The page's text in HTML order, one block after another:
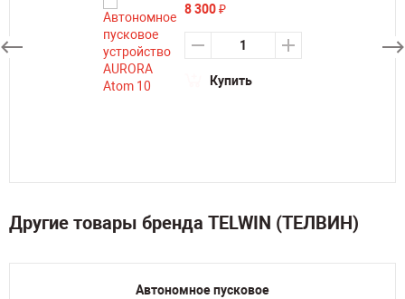
8 300₽
Купить
Другие товары бренда TELWIN (ТЕЛВИН)
Автономное пусковое